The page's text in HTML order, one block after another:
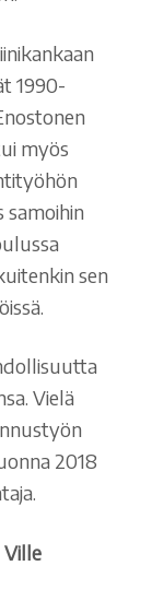
1990-
myös
samoihin
sen
Vielä
2018
Ville